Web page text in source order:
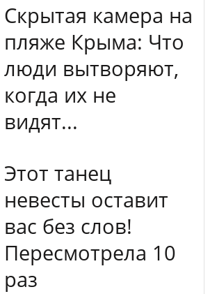
Скрытая камера на
пляже Крыма: Что
люди вытворяют,
когда их не
видят...
Этот танец
невесты оставит
вас без слов!
Пересмотрела 10
раз